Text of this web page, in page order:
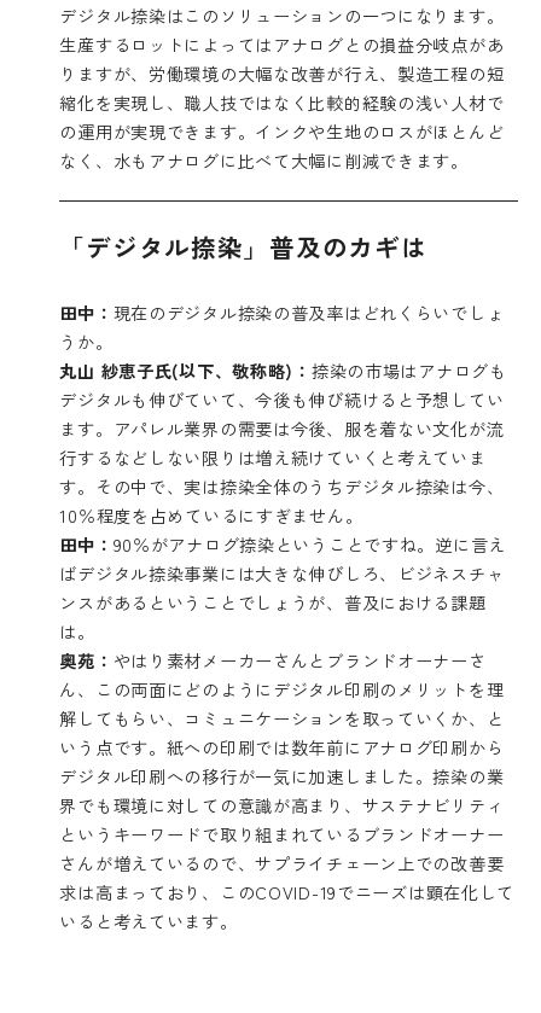
デジタル捺染はこのソリューションの一つになります。
生産するロットによってはアナログとの損益分岐点があ
りますが、労働環境の大幅な改善が行え、製造工程の短
縮化を実現し、職人技ではなく比較的経験の浅い人材で
の運用が実現できます。インクや生地のロスがほとんど
なく、水もアナログに比べて大幅に削減できます。
「デジタル捺染」普及のカギは
田中： 現在のデジタル捺染の普及率はどれくらいでしょ
うか。
丸山 紗恵子氏(以下、敬称略)： 捺染の市場はアナログも
デジタルも伸びていて、今後も伸び続けると予想してい
ます。アパレル業界の需要は今後、服を着ない文化が流
行するなどしない限りは増え続けていくと考えていま
す。その中で、実は捺染全体のうちデジタル捺染は今、
10％程度を占めているにすぎません。
田中： 90％がアナログ捺染ということですね。逆に言え
ばデジタル捺染事業には大きな伸びしろ、ビジネスチャ
ンスがあるということでしょうが、普及における課題
は。
奥苑： やはり素材メーカーさんとブランドオーナーさ
ん、この両面にどのようにデジタル印刷のメリットを理
解してもらい、コミュニケーションを取っていくか、と
いう点です。紙への印刷では数年前にアナログ印刷から
デジタル印刷への移行が一気に加速しました。捺染の業
界でも環境に対しての意識が高まり、サステナビリティ
というキーワードで取り組まれているブランドオーナー
さんが増えているので、サプライチェーン上での改善要
求は高まっており、このCOVID-19でニーズは顕在化して
いると考えています。